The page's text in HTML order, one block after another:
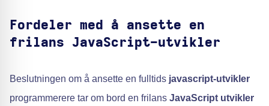
Fordeler med å ansette en
frilans JavaScript-utvikler
Beslutningen om å ansette en fulltids javascript-utvikler
programmerere tar om bord en frilans JavaScript utvikler